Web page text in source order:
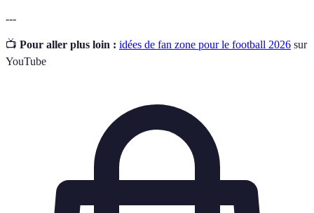
---
📺 Pour aller plus loin : idées de fan zone pour le football 2026 sur
YouTube